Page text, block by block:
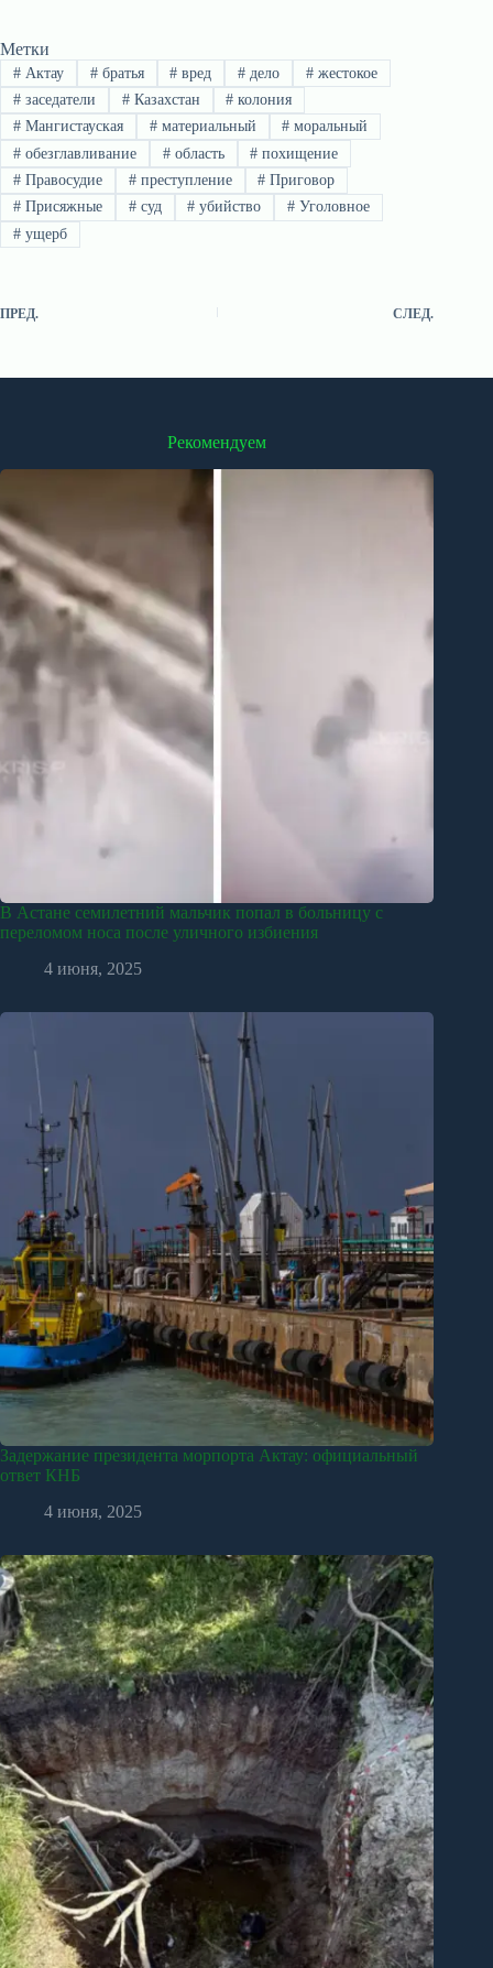
Метки
#Актау #братья # вред # дело # жестокое
#заседатели #Казахстан # колония
#Мангистауская #материальный # моральный
#обезглавливание #область # похищение
#Правосудие #преступление # Приговор
#Присяжные #суд # убийство # Уголовное
#ущерб
ПРЕД. СЛЕД.
Рекомендуем
В Астане семилетний мальчик попал в больницу с
переломом носа после уличного избиения
4 июня, 2025
Задержание президента морпорта Актау: официальный
ответ КНБ
4 июня, 2025